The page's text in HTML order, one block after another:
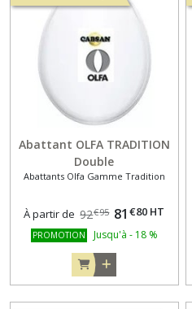
Abattant OLFA TRADITION
Double
Abattants Olfa Gamme Tradition
À partir de 92€95 81 €80 HT
PROMOTION Jusqu'à - 18 %